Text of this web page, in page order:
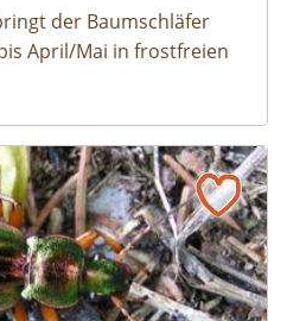
der Baumschläfer
April/Mai in frostfreien